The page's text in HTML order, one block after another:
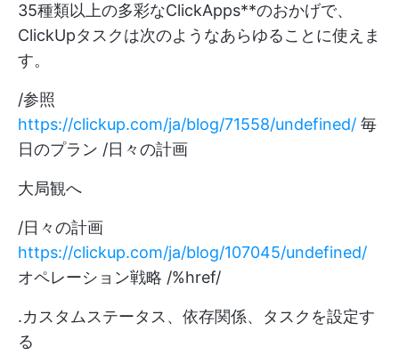
35種類以上の多彩なClickApps**のおかげで、
ClickUpタスクは次のようなあらゆることに使えま
す。
/参照
https://clickup.com/ja/blog/71558/undefined/ 毎
日のプラン /日々の計画
大局観へ
/日々の計画
https://clickup.com/ja/blog/107045/undefined/
オペレーション戦略 /%href/
.カスタムステータス、依存関係、タスクを設定す
る